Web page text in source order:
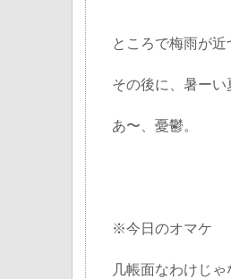
ところで梅雨が近
その後に、暑ーい
あ〜、憂鬱。
※今日のオマケ
几帳面なわけじゃ